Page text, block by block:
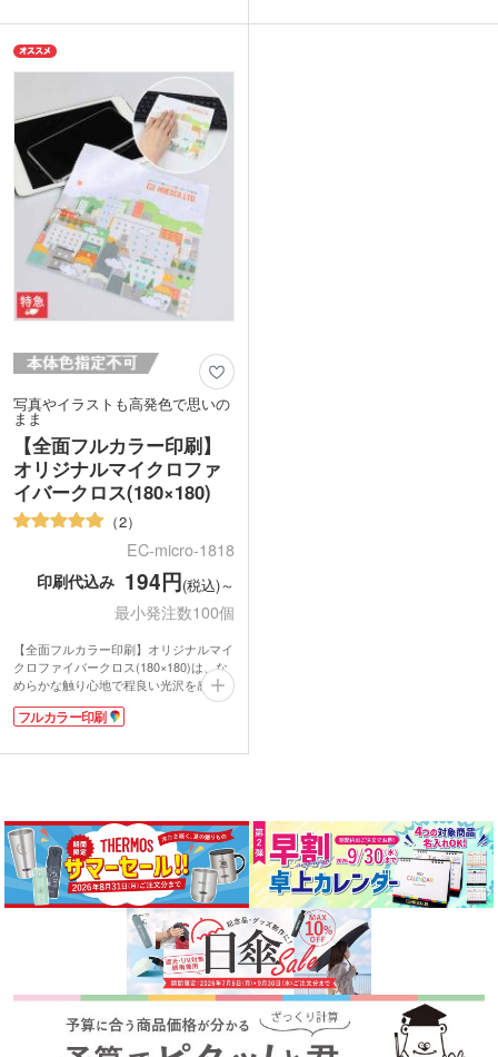
全面にフルカラー印刷可能で販促効果抜
群です。薄くてコンパクトなので展示会
らって嬉しいアイテムです。キャンペー
ン特典や来場者プレゼント、アーティス
トやキャラクターグッズ制作、同人イベ
ントなど、幅広いシーンで選ばれていま
す。
OK!吸水量は綿の約3倍、速乾性に優れ
写真やイラストも高発色で思いの
まま
【全面フルカラー印刷】
オリジナルマイクロファ
イバークロス(180×180)
2
EC-micro-1818
印刷代込み 194円(税込)～
最小発注数100個
【全面フルカラー印刷】オリジナルマイ
クロファイバークロス(180×180)は、な
めらかな触り心地で程良い光沢を感じる
超極細繊維マルチクロスです。メガネや
スマホ・モニタの画面油膜も乾拭きする
吸水量は綿の約3倍、速乾性に優れお手
全面に大きくフルカラー印刷が可能。細
かいデザインやグラデーションのような
繊細な色合いも思いどおりに表現できま
す。学校や企業のPRグッズ、店舗のキ
ャンペーン景品や購入特典におすすめ。
オリジナリティ溢れるノベルティが作れ
ます。ポスイトン可能なので送付したい
資料やチラシと一緒に同封も可能です。
フルカラー印刷